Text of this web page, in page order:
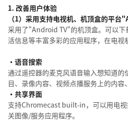
1. 改善用户体验
（1）采用支持电视机、机顶盒的平
采用了"Android TV"的机顶盒。可以下
活信息等丰富多彩的应用程序，在电视
・语音搜索
通过遥控器的麦克风语音输入想知道的
目、录像内容、视频点播服务上的内容
・共享界面
支持Chromecast built-in，可以用电
关图像/服务应用程序。